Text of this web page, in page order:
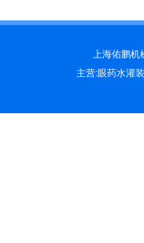
上海佑鹏机
主营:眼药水灌